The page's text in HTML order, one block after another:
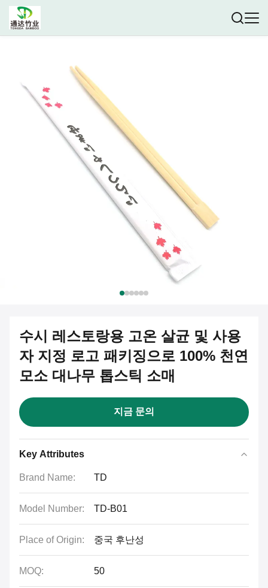
수시 레스토랑용 고온 살균 및 사용
자 지정 로고 패키징으로 100% 천연
모소 대나무 톱스틱 소매
지금 문의
Key Attributes
Brand Name: TD
Model Number: TD-B01
Place of Origin: 중국 후난성
MOQ: 50